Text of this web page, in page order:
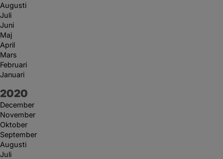
Augusti
Juli
Juni
Maj
April
Mars
Februari
Januari
År:
2020
December
November
Oktober
September
Augusti
Juli